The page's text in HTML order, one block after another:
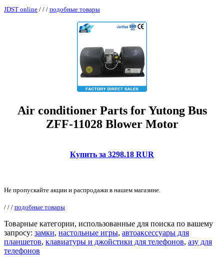
JDST online / / / подобные товары
Air conditioner Parts for Yutong Bus
ZFF-11028 Blower Motor
Купить за 3298.18 RUR
Не пропускайте акции и распродажи в нашем магазине.
/ / / подобные товары
Товарные категории, использованные для поиска по вашему
запросу: замки, настольные игры, автоаксессуары для
планшетов, клавиатуры и джойстики для телефонов, азу для
телефонов